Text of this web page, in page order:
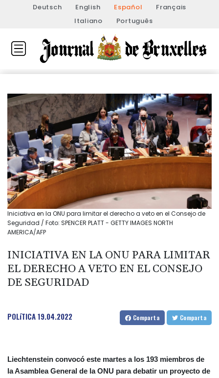
Deutsch English Español
Français
Italiano
Português
Iniciativa en la ONU para limitar el derecho a veto en el Consejo de
Seguridad / Foto: SPENCER PLATT - GETTY IMAGES NORTH
AMERICA/AFP
INICIATIVA EN LA ONU PARA LIMITAR
EL DERECHO A VETO EN EL CONSEJO
DE SEGURIDAD
POLíTICA19.04.2022 Comparta Comparta
Liechtenstein convocó este martes a los 193 miembros de
la Asamblea General de la ONU para debatir un proyecto de